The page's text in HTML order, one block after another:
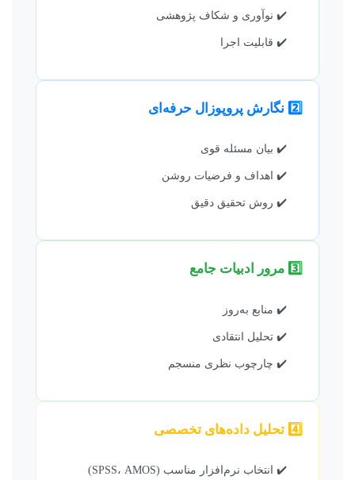
✔️ نوآوری و شکاف پژوهشی
✔️ قابلیت اجرا
2️⃣ نگارش پروپوزال حرفه‌ای
✔️ بیان مسئله قوی
✔️ اهداف و فرضیات روشن
✔️ روش تحقیق دقیق
3️⃣ مرور ادبیات جامع
✔️ منابع به‌روز
✔️ تحلیل انتقادی
✔️ چارچوب نظری منسجم
4️⃣ تحلیل داده‌های تخصصی
✔️ انتخاب نرم‌افزار مناسب (SPSS، AMOS)